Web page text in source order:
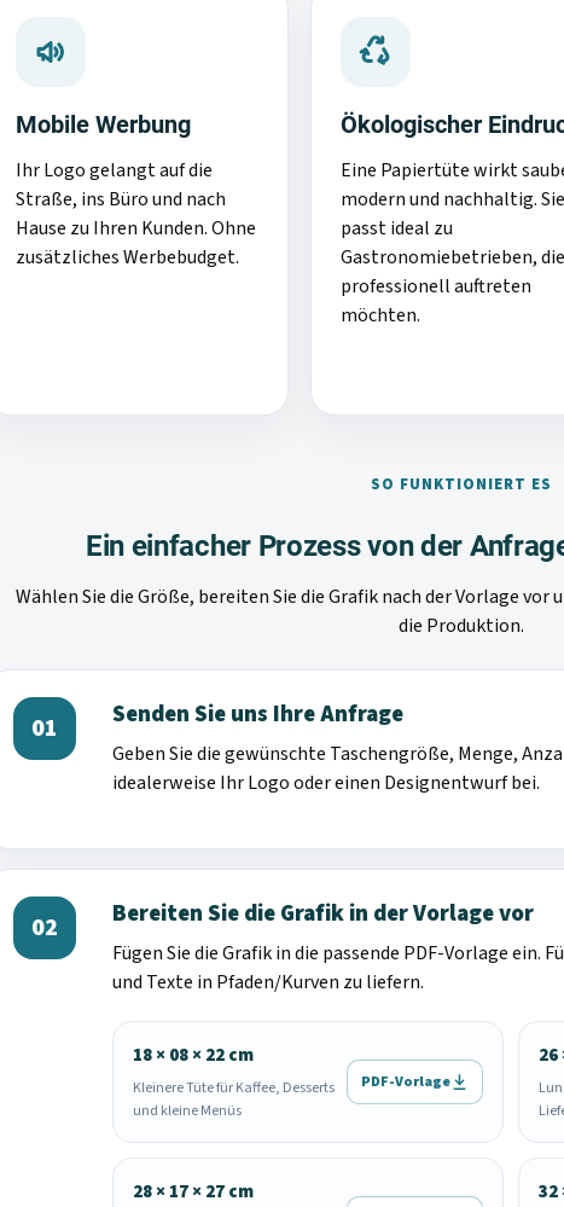
Mobile Werbung
Ihr Logo gelangt auf die
Straße, ins Büro und nach
Hause zu Ihren Kunden. Ohne
zusätzliches Werbebudget.
Ökologischer
Eine Papiertüte wirkt
modern und nachhaltig. Sie
passt ideal zu
Gastronomiebetrieben, die
professionell auftreten
möchten.
SO FUNKTIONIERT ES
Ein einfacher Prozess von der
Wählen Sie die Größe, bereiten Sie die Grafik nach der Vorlage
die Produktion.
01 Senden Sie uns Ihre Anfrage
Geben Sie die gewünschte Taschengröße, Menge,
idealerweise Ihr Logo oder einen Designentwurf bei.
02 Bereiten Sie die Grafik in der Vorlage vor
Fügen Sie die Grafik in die passende PDF-Vorlage ein.
und Texte in Pfaden/Kurven zu liefern.
18 × 08 × 22 cm
Kleinere Tüte für Kaffee, Desserts
und kleine Menüs
PDF-Vorlage
26
28 × 17 × 27 cm 32